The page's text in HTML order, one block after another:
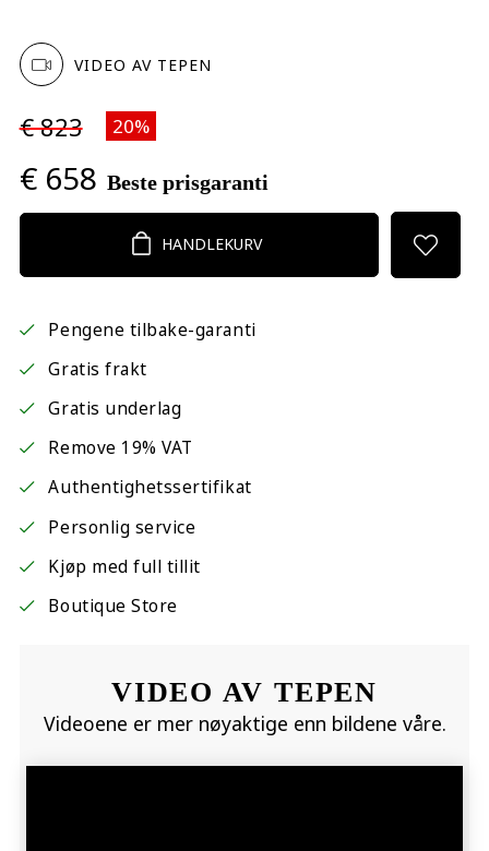
VIDEO AV TEPEN
€ 823 20%
€ 658 Beste prisgaranti
HANDLEKURV
Pengene tilbake-garanti
Gratis frakt
Gratis underlag
Remove 19% VAT
Authentighetssertifikat
Personlig service
Kjøp med full tillit
Boutique Store
VIDEO AV TEPEN
Videoene er mer nøyaktige enn bildene våre.